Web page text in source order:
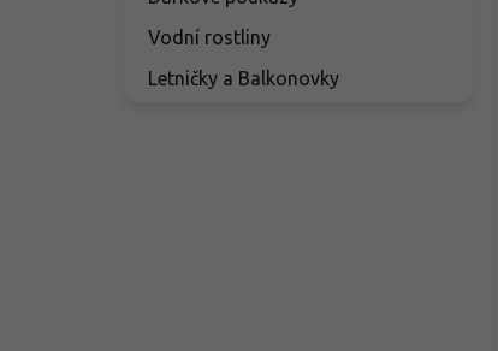
Vodní rostliny
Letničky a Balkonovky